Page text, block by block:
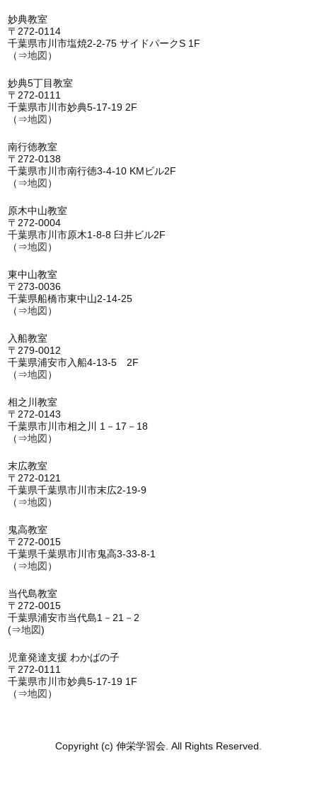
妙典教室
〒272-0114
千葉県市川市塩焼2-2-75 サイドパークS 1F
（⇒地図 ）
妙典5丁目教室
〒272-0111
千葉県市川市妙典5-17-19 2F
（⇒地図 ）
南行徳教室
〒272-0138
千葉県市川市南行徳3-4-10 KMビル2F
（⇒地図 ）
原木中山教室
〒272-0004
千葉県市川市原木1-8-8 臼井ビル2F
（⇒地図 ）
東中山教室
〒273-0036
千葉県船橋市東中山2-14-25
（⇒地図 ）
入船教室
〒279-0012
千葉県浦安市入船4-13-5 2F
（⇒地図 ）
相之川教室
〒272-0143
千葉県市川市相之川 1－17－18
（⇒地図 ）
末広教室
〒272-0121
千葉県千葉県市川市末広2-19-9
（⇒地図 ）
鬼高教室
〒272-0015
千葉県千葉県市川市鬼高3-33-8-1
（⇒地図 ）
当代島教室
〒272-0015
千葉県浦安市当代島1－21－2
(⇒地図)
児童発達支援 わかばの子
〒272-0111
千葉県市川市妙典5-17-19 1F
（⇒地図 ）
Copyright (c) 伸栄学習会. All Rights Reserved.